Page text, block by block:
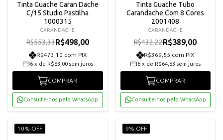
Tinta Guache Caran Dache
C/15 Studio Pastilha
1000315
CARANDACHE
R$553,33R$498,00
R$473,10 com PIX
6 x de R$83,00 sem juros
COMPRAR
Consulte-nos pelo WhatsApp
Tinta Guache Tubo
Carandache Com 8 Cores
2001408
CARANDACHE
R$432,22R$389,00
R$369,55 com PIX
6 x de R$64,83 sem juros
COMPRAR
Consulte-nos pelo WhatsApp
10% OFF 9% OFF